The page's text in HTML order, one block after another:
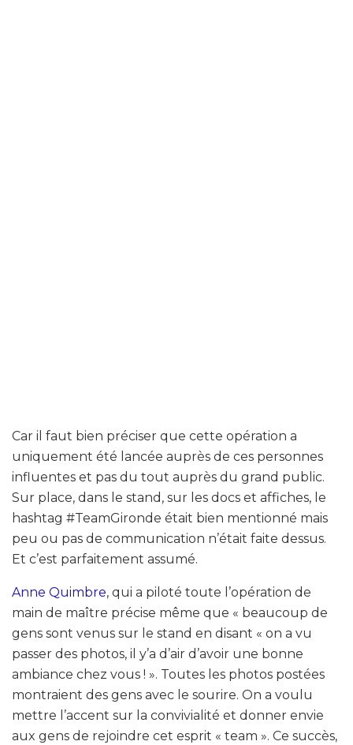
Car il faut bien préciser que cette opération a
uniquement été lancée auprès de ces personnes
influentes et pas du tout auprès du grand public.
Sur place, dans le stand, sur les docs et affiches, le
hashtag #TeamGironde était bien mentionné mais
peu ou pas de communication n’était faite dessus.
Et c’est parfaitement assumé.
Anne Quimbre, qui a piloté toute l’opération de
main de maître précise même que « beaucoup de
gens sont venus sur le stand en disant « on a vu
passer des photos, il y’a d’air d’avoir une bonne
ambiance chez vous ! ». Toutes les photos postées
montraient des gens avec le sourire. On a voulu
mettre l’accent sur la convivialité et donner envie
aux gens de rejoindre cet esprit « team ». Ce succès,